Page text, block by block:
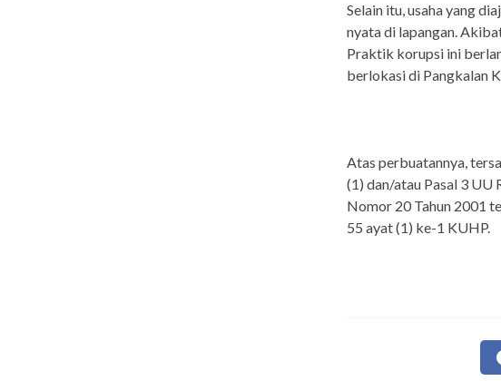
Selain itu, usaha yang
nyata di lapangan.
Praktik korupsi ini
berlokasi di Pangkalan
Atas perbuatannya,
(1) dan/atau Pasal 3 UU
Nomor 20 Tahun 2001
55 ayat (1) ke-1 KUHP.